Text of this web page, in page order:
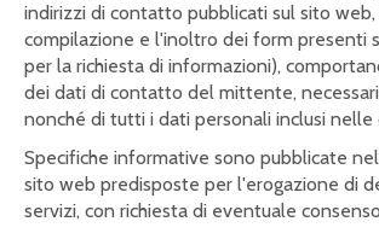
indirizzi di contatto pubblicati sul sito
compilazione e l'inoltro dei form presenti
per la richiesta di informazioni),
dei dati di contatto del mittente,
nonché di tutti i dati personali inclusi nelle
Specifiche informative sono pubblicate
sito web predisposte per l'erogazione di
servizi, con richiesta di eventuale